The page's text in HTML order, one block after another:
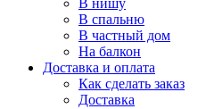
В нишу
В спальню
В частный дом
На балкон
Доставка и оплата
Как сделать заказ
Доставка